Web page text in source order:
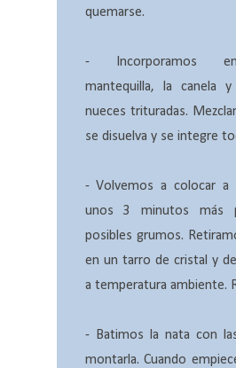
quemarse.
- Incorporamos
mantequilla, la canela
nueces trituradas.
se disuelva y se integre
- Volvemos a colocar a
unos 3 minutos más
posibles grumos.
en un tarro de cristal y
a temperatura ambiente.
- Batimos la nata con
montarla. Cuando